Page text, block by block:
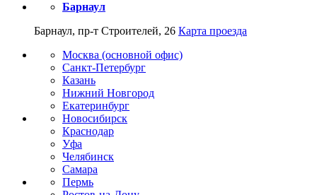
Барнаул
Барнаул, пр-т Строителей, 26 Карта проезда
Москва (основной офис)
Санкт-Петербург
Казань
Нижний Новгород
Екатеринбург
Новосибирск
Краснодар
Уфа
Челябинск
Самара
Пермь